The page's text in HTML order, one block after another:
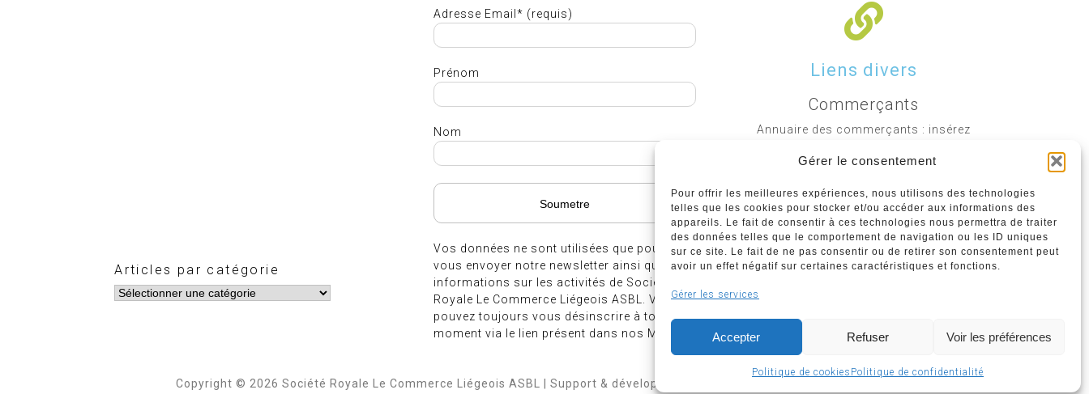
Gérer le consentement
Pour offrir les meilleures expériences, nous utilisons des technologies
telles que les cookies pour stocker et/ou accéder aux informations des
appareils. Le fait de consentir à ces technologies nous permettra de traiter
des données telles que le comportement de navigation ou les ID uniques
sur ce site. Le fait de ne pas consentir ou de retirer son consentement peut
avoir un effet négatif sur certaines caractéristiques et fonctions.
Gérer les services
Accepter Refuser Voir les préférences
Politique de cookies Politique de confidentialité
Articles par catégorie
Adresse Email* (requis)
Prénom
Nom
Vos données ne sont utilisées que pour
vous envoyer notre newsletter ainsi que des
informations sur les activités de Société
Royale Le Commerce Liégeois ASBL. Vous
pouvez toujours vous désinscrire à tout
moment via le lien présent dans nos Mails.
Liens divers
Commerçants
Annuaire des commerçants : insérez
annuaire sur notre site ci-dessous
www.commerceliege.be
Politique de cookies
Copyright © 2026 Société Royale Le Commerce Liégeois ASBL | Support & développement